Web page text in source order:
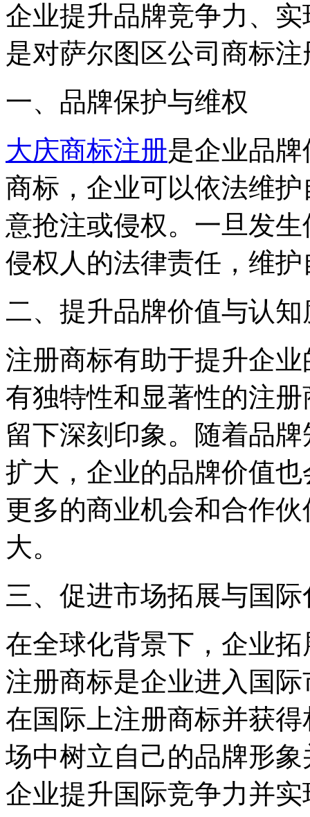
企业提升品牌竞争力、
是对萨尔图区公司商标
一、品牌保护与维权
大庆商标注册是企业品
商标，企业可以依法维
意抢注或侵权。一旦发
侵权人的法律责任，维
二、提升品牌价值与认知
注册商标有助于提升企
有独特性和显著性的注
留下深刻印象。随着品
扩大，企业的品牌价值
更多的商业机会和合作
大。
三、促进市场拓展与国际
在全球化背景下，企业
注册商标是企业进入国
在国际上注册商标并获
场中树立自己的品牌形
企业提升国际竞争力并